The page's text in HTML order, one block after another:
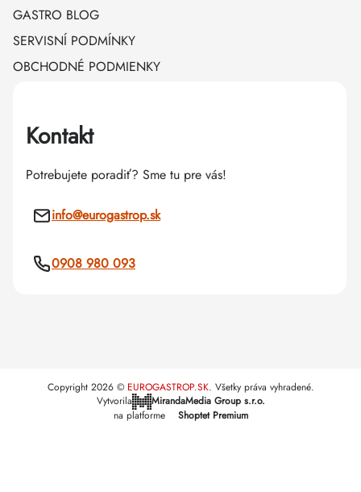
GASTRO BLOG
SERVISNÍ PODMÍNKY
OBCHODNÉ PODMIENKY
Kontakt
Potrebujete poradiť? Sme tu pre vás!
info@eurogastrop.sk
0908 980 093
Vytvorila
MirandaMedia Group s.r.o.
na platforme
Shoptet Premium
Copyright 2026 EUROGASTROP.SK. Všetky práva vyhradené.